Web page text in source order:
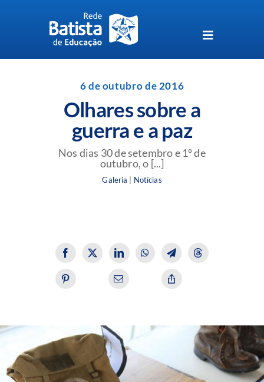
Toggle
Navigation
Perguntas Frequentes
Blog da Rede Batista
6 de outubro de 2016
Olhares sobre a
guerra e a paz
Nos dias 30 de setembro e 1º de
outubro, o [...]
Galeria Notícias